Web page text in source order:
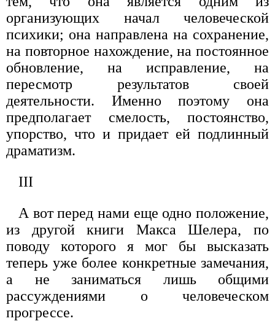
организующих начал человеческой
психики; она направлена на сохранение,
на повторное нахождение, на постоянное
обновление, на исправление, на
пересмотр результатов своей
деятельности. Именно поэтому она
предполагает смелость, постоянство,
упорство, что и придает ей подлинный
драматизм.
III
А вот перед нами еще одно положение,
из другой книги Макса Шелера, по
поводу которого я мог бы высказать
теперь уже более конкретные замечания,
а не заниматься лишь общими
рассуждениями о человеческом
прогрессе.